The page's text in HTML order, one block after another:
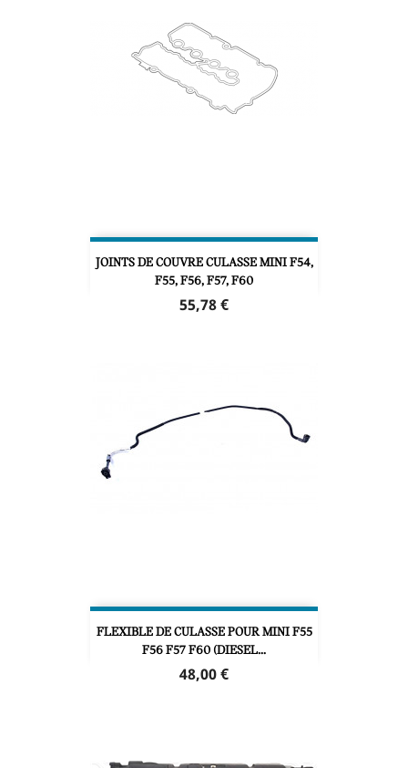
JOINTS DE COUVRE CULASSE MINI F54,
F55, F56, F57, F60
Prix
55,78 €
FLEXIBLE DE CULASSE POUR MINI F55
F56 F57 F60 (DIESEL...
Prix
48,00 €